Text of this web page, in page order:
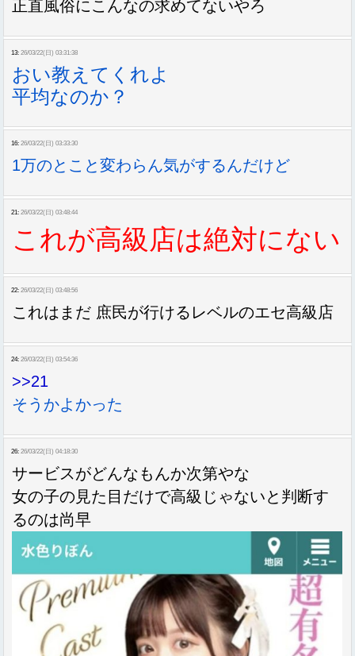
正直風俗にこんなの求めてないやろ
13: 26/03/22(日) 03:31:38
おい教えてくれよ
平均なのか？
16: 26/03/22(日) 03:33:30
1万のとこと変わらん気がするんだけど
21: 26/03/22(日) 03:48:44
これが高級店は絶対にない
22: 26/03/22(日) 03:48:56
これはまだ 庶民が行けるレベルのエセ高級店
24: 26/03/22(日) 03:54:36
>>21
そうかよかった
26: 26/03/22(日) 04:18:30
サービスがどんなもんか次第やな
女の子の見た目だけで高級じゃないと判断す
るのは尚早